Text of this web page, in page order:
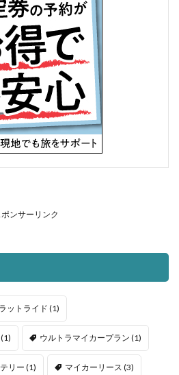
ポンサーリンク
ットライド (1)
(1) ウルトラマイカープラン (1)
リー (1) マイカーリース (3)